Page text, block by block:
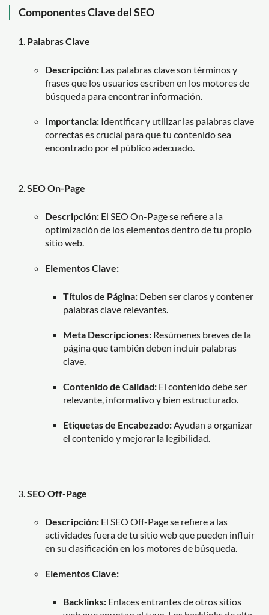
Componentes Clave del SEO
Palabras Clave
Descripción: Las palabras clave son términos y
frases que los usuarios escriben en los motores de
búsqueda para encontrar información.
Importancia: Identificar y utilizar las palabras clave
correctas es crucial para que tu contenido sea
encontrado por el público adecuado.
SEO On-Page
Descripción: El SEO On-Page se refiere a la
optimización de los elementos dentro de tu propio
sitio web.
Elementos Clave:
Títulos de Página: Deben ser claros y contener
palabras clave relevantes.
Meta Descripciones: Resúmenes breves de la
página que también deben incluir palabras
clave.
Contenido de Calidad: El contenido debe ser
relevante, informativo y bien estructurado.
Etiquetas de Encabezado: Ayudan a organizar
el contenido y mejorar la legibilidad.
SEO Off-Page
Descripción: El SEO Off-Page se refiere a las
actividades fuera de tu sitio web que pueden influir
en su clasificación en los motores de búsqueda.
Elementos Clave:
Backlinks: Enlaces entrantes de otros sitios